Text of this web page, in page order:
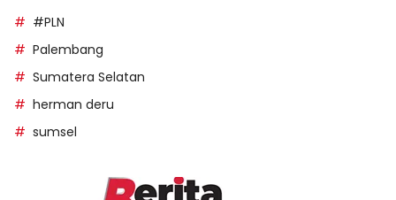
#PLN
Palembang
Sumatera Selatan
herman deru
sumsel